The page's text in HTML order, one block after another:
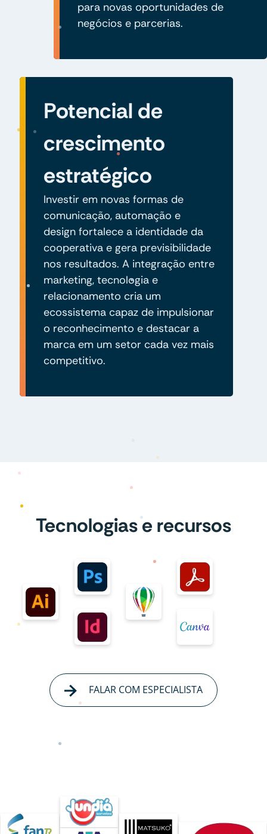
para novas oportunidades de
negócios e parcerias.
Potencial de
crescimento
estratégico
Investir em novas formas de
comunicação, automação e
design fortalece a identidade da
cooperativa e gera previsibilidade
nos resultados. A integração entre
marketing, tecnologia e
relacionamento cria um
ecossistema capaz de impulsionar
o reconhecimento e destacar a
marca em um setor cada vez mais
competitivo.
Tecnologias e recursos
FALAR COM ESPECIALISTA